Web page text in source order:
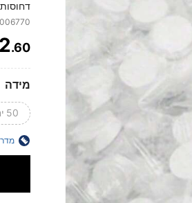
טישו
מארגן
2.60
מידה
50 יחידות